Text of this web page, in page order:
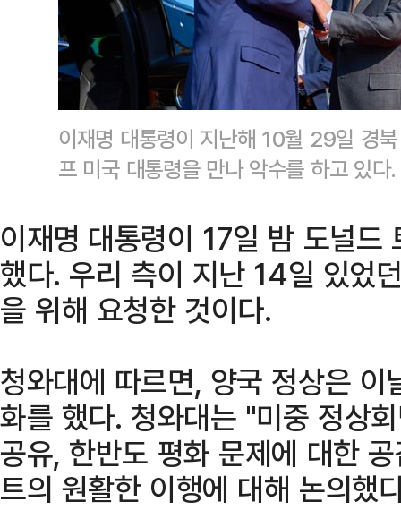
이재명 대통령이 지난해 10월 29일 경
프 미국 대통령을 만나 악수를 하고 있
이재명 대통령이 17일 밤 도널드
했다. 우리 측이 지난 14일 있었
을 위해 요청한 것이다.
청와대에 따르면, 양국 정상은
화를 했다. 청와대는 "미중 정상
공유, 한반도 평화 문제에 대한
트의 원활한 이행에 대해 논의했